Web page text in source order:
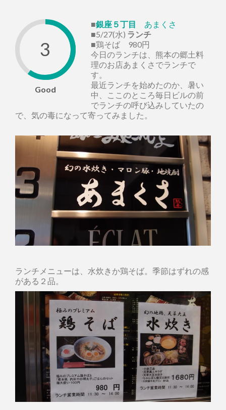
3
Good
■銀座５丁目
あまくさ
■5/27(水) ランチ
■鶏そば 980円
今日のランチは、熊本の郷土料
理のお店あまくさでランチで
す。
最近ランチを始めたのか、暑い
中、ここのところ毎日ビルの前
でランチの呼び込みしていたの
で、気の毒になって寄ってみました。
ランチメニューは、水炊きか鶏そば。季節はずれの感
がある２品。